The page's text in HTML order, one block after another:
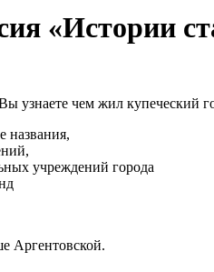
«Истории
узнаете чем жил
названия,
учреждений города
Аргентовской.